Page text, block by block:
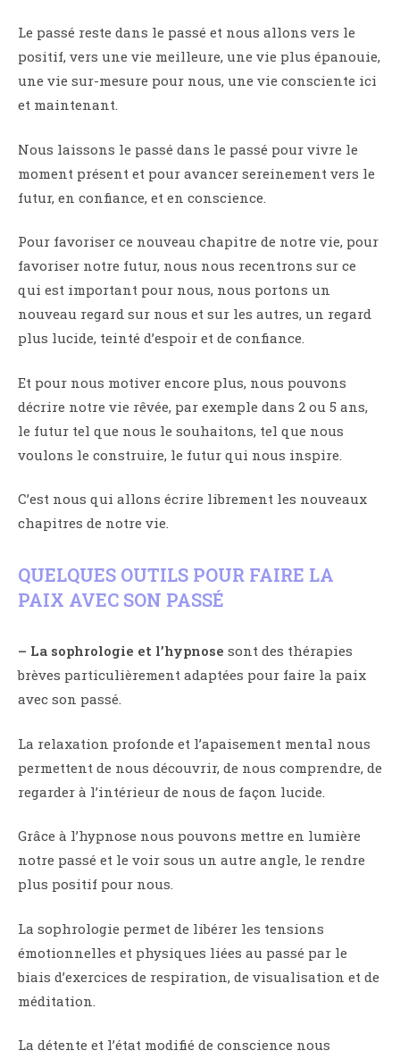
Le passé reste dans le passé et nous allons vers le
positif, vers une vie meilleure, une vie plus épanouie,
une vie sur-mesure pour nous, une vie consciente ici
et maintenant.
Nous laissons le passé dans le passé pour vivre le
moment présent et pour avancer sereinement vers le
futur, en confiance, et en conscience.
Pour favoriser ce nouveau chapitre de notre vie, pour
favoriser notre futur, nous nous recentrons sur ce
qui est important pour nous, nous portons un
nouveau regard sur nous et sur les autres, un regard
plus lucide, teinté d’espoir et de confiance.
Et pour nous motiver encore plus, nous pouvons
décrire notre vie rêvée, par exemple dans 2 ou 5 ans,
le futur tel que nous le souhaitons, tel que nous
voulons le construire, le futur qui nous inspire.
C’est nous qui allons écrire librement les nouveaux
chapitres de notre vie.
QUELQUES OUTILS POUR FAIRE LA
PAIX AVEC SON PASSÉ
– La sophrologie et l’hypnose sont des thérapies
brèves particulièrement adaptées pour faire la paix
avec son passé.
La relaxation profonde et l’apaisement mental nous
permettent de nous découvrir, de nous comprendre, de
regarder à l’intérieur de nous de façon lucide.
Grâce à l’hypnose nous pouvons mettre en lumière
notre passé et le voir sous un autre angle, le rendre
plus positif pour nous.
La sophrologie permet de libérer les tensions
émotionnelles et physiques liées au passé par le
biais d’exercices de respiration, de visualisation et de
méditation.
La détente et l’état modifié de conscience nous